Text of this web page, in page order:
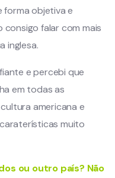
forma objetiva e
falar com mais
inglesa.
e percebi que
em todas as
americana e
muito
ou outro país? Não